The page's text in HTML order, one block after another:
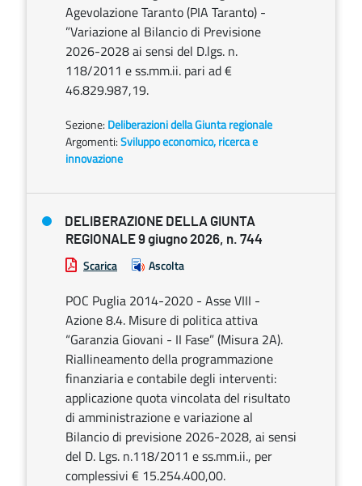
Agevolazione Taranto (PIA Taranto) -
”Variazione al Bilancio di Previsione
2026-2028 ai sensi del D.lgs. n.
118/2011 e ss.mm.ii. pari ad €
46.829.987,19.
Sezione: Deliberazioni della Giunta regionale
Argomenti:Sviluppo economico, ricerca e
innovazione
DELIBERAZIONE DELLA GIUNTA
REGIONALE 9 giugno 2026, n. 744
Scarica Ascolta
POC Puglia 2014-2020 - Asse VIII -
Azione 8.4. Misure di politica attiva
“Garanzia Giovani - II Fase” (Misura 2A).
Riallineamento della programmazione
finanziaria e contabile degli interventi:
applicazione quota vincolata del risultato
di amministrazione e variazione al
Bilancio di previsione 2026-2028, ai sensi
del D. Lgs. n.118/2011 e ss.mm.ii., per
complessivi € 15.254.400,00.